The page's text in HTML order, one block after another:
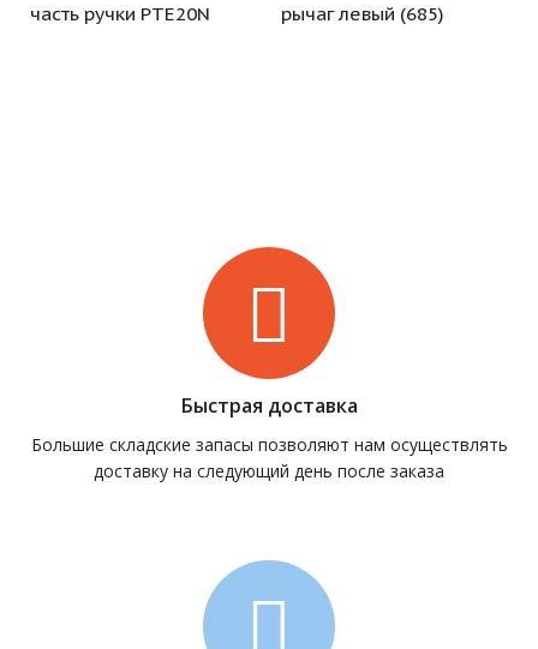
часть ручки PTE20N
рычаг левый (685)
Быстрая доставка
Большие складские запасы позволяют нам осуществлять
доставку на следующий день после заказа